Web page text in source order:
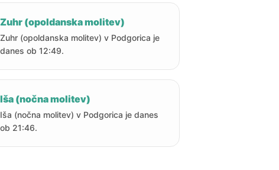
Zuhr (opoldanska molitev)
Zuhr (opoldanska molitev) v Podgorica je
danes ob 12:49.
Iša (nočna molitev)
Iša (nočna molitev) v Podgorica je danes
ob 21:46.